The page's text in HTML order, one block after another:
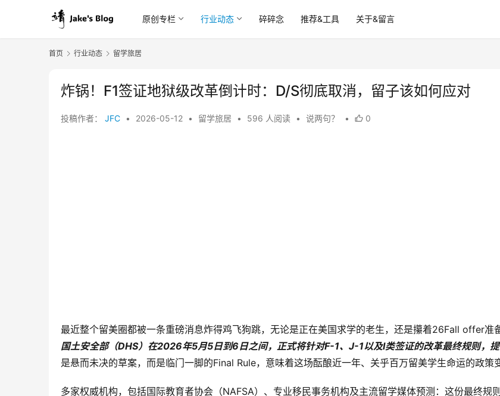
原创专栏 行业动态 碎碎念 推荐&工具 关于&留言
首页 行业动态 留学旅居
炸锅！F1签证地狱级改革倒计时：D/S彻底取消，留子该如何应对
投稿作者： JFC • 2026-05-12 • 留学旅居 • 596 人阅读 • 说两句？ • 0
最近整个留美圈都被一条重磅消息炸得鸡飞狗跳，无论是正在美国求学的老生，还是攥着26Fall offer
国土安全部（DHS）在2026年5月5日到6日之间，正式将针对F-1、J-1以及I类签证的改革最终规则，
是悬而未决的草案，而是临门一脚的Final Rule，意味着这场酝酿近一年、关乎百万留美学生命运的政策
多家权威机构，包括国际教育者协会（NAFSA）、专业移民事务机构及主流留学媒体预测：这份最终